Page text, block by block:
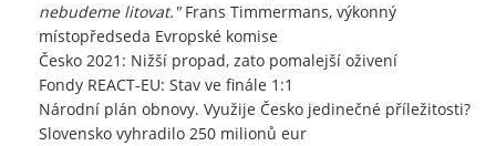
nebudeme litovat." Frans Timmermans, výkonný
místopředseda Evropské komise
Česko 2021: Nižší propad, zato pomalejší oživení
Fondy REACT-EU: Stav ve finále 1:1
Národní plán obnovy. Využije Česko jedinečné příležitosti?
Slovensko vyhradilo 250 milionů eur